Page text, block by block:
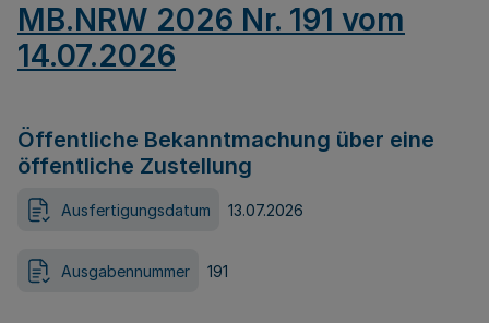
MB.NRW 2026 Nr. 191 vom
14.07.2026
Öffentliche Bekanntmachung über eine
öffentliche Zustellung
Ausfertigungsdatum 13.07.2026
Ausgabennummer 191